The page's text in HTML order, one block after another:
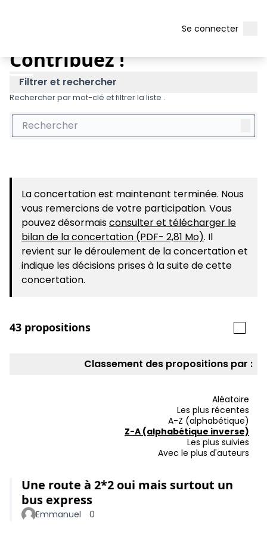
Se connecter
Contribuez !
Filtrer et rechercher
Rechercher par mot-clé et filtrer la liste .
La concertation est maintenant terminée. Nous
vous remercions de votre participation. Vous
pouvez désormaisconsulter et télécharger le
bilan de la concertation (PDF- 2,81 Mo). Il
revient sur le déroulement de la concertation et
indique les décisions prises à la suite de cette
concertation.
43 propositions
Classement des propositions par :
Aléatoire
Les plus récentes
A-Z (alphabétique)
Z-A (alphabétique inverse)
Les plus suivies
Avec le plus d'auteurs
Une route à 2*2 oui mais surtout un
bus express
Emmanuel 0